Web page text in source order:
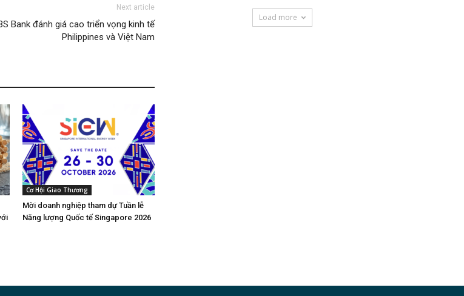
Next article
Bank đánh giá cao triển vọng kinh tế
Philippines và Việt Nam
Cơ Hội Giao Thương
Mời doanh nghiệp tham dự Tuần lễ
Năng lượng Quốc tế Singapore 2026
Load more